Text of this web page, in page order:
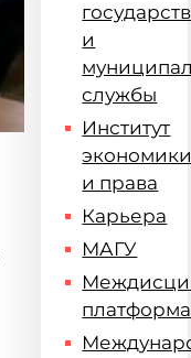
и
службы
Институт
и права
Карьера
МАГУ
платформа